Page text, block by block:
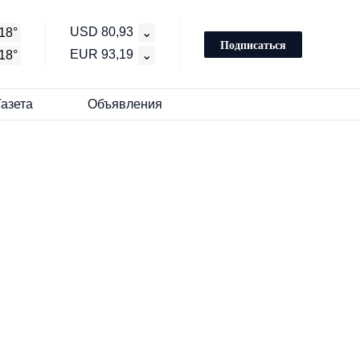
18°
18°
USD 80,93
⌄
EUR 93,19
⌄
Подписаться
Объявления